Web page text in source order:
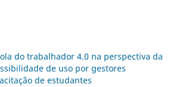
do trabalhador 4.0 na perspectiva da
de uso por gestores
de estudantes